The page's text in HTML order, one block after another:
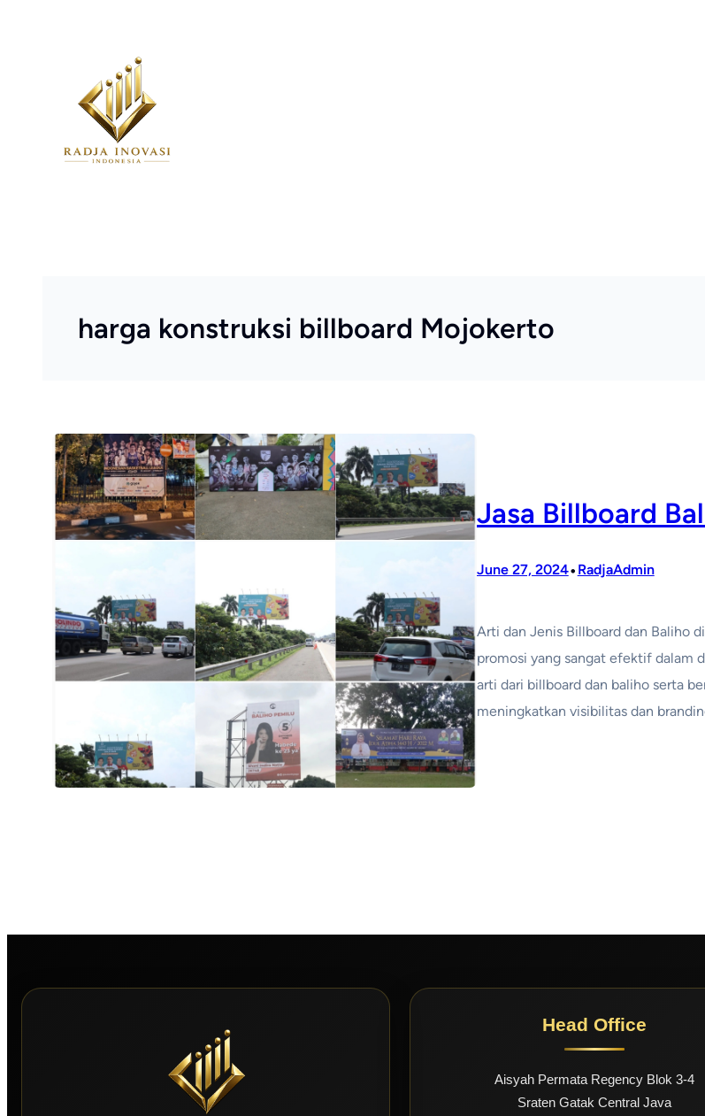
harga konstruksi billboard Mojokerto
Jasa Billboard
June 27, 2024•RadjaAdmin
Arti dan Jenis Billboard dan Baliho
promosi yang sangat efektif dalam
arti dari billboard dan baliho serta
meningkatkan visibilitas dan
Head Office
Aisyah Permata Regency Blok 3-4
Sraten Gatak Central Java